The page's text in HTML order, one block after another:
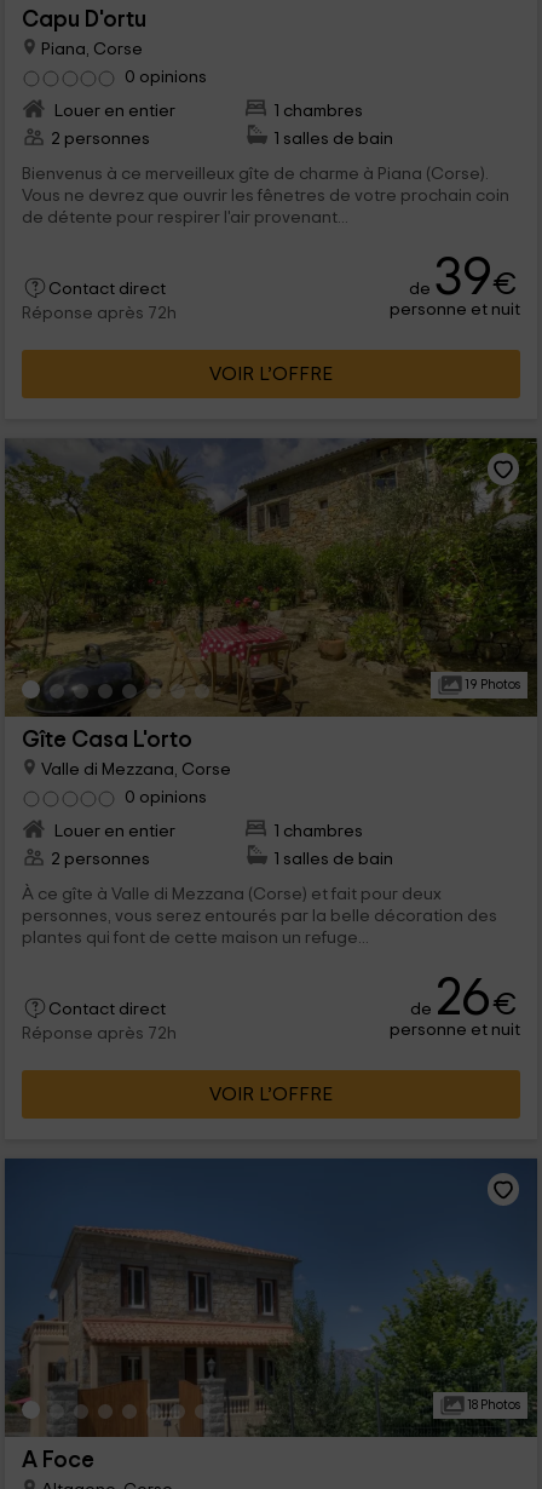
Capu D'ortu
Piana, Corse
0 opinions
Louer en entier
1 chambres
2 personnes
1 salles de bain
Bienvenus à ce merveilleux gîte de charme à Piana (Corse).
Vous ne devrez que ouvrir les fênetres de votre prochain coin
de détente pour respirer l'air provenant...
Contact direct
Réponse après 72h
de 39€
personne et nuit
VOIR L’OFFRE
19 Photos
Gîte Casa L'orto
Valle di Mezzana, Corse
0 opinions
Louer en entier
1 chambres
2 personnes
1 salles de bain
À ce gîte à Valle di Mezzana (Corse) et fait pour deux
personnes, vous serez entourés par la belle décoration des
plantes qui font de cette maison un refuge...
Contact direct
Réponse après 72h
de 26€
personne et nuit
VOIR L’OFFRE
18 Photos
A Foce